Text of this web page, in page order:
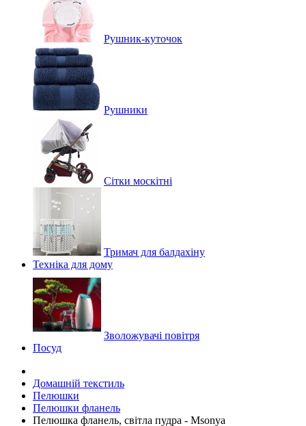
Рушник-куточок
Рушники
Сітки москітні
Тримач для балдахіну
Техніка для дому
Зволожувачі повітря
Посуд
Домашній текстиль
Пелюшки
Пелюшки фланель
Пелюшка фланель, світла пудра - Msonya